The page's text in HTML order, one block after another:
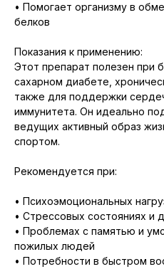
• Помогает организму в
белков
Показания к применению:
Этот препарат полезен при
сахарном диабете,
также для поддержки
иммунитета. Он идеально
ведущих активный образ
спортом.
Рекомендуется при:
• Психоэмоциональных
• Стрессовых состояниях и
• Проблемах с памятью и
пожилых людей
• Потребности в быстром